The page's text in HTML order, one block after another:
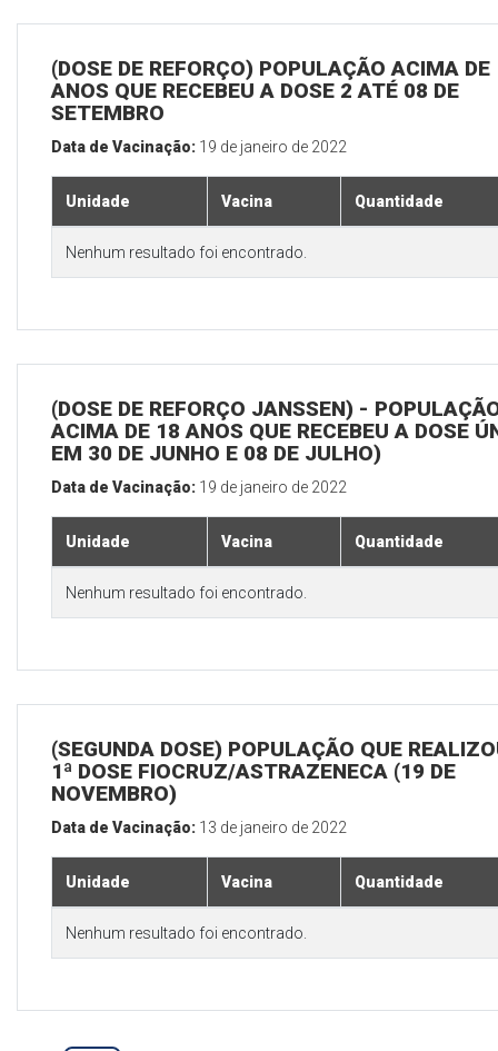
(DOSE DE REFORÇO) POPULAÇÃO ACIMA DE
ANOS QUE RECEBEU A DOSE 2 ATÉ 08 DE
SETEMBRO
Data de Vacinação: 19 de janeiro de 2022
Unidade Vacina Quantidade
Nenhum resultado foi encontrado.
(DOSE DE REFORÇO JANSSEN) -
ACIMA DE 18 ANOS QUE RECEBEU A DOSE
EM 30 DE JUNHO E 08 DE JULHO)
Data de Vacinação: 19 de janeiro de 2022
Unidade Vacina Quantidade
Nenhum resultado foi encontrado.
(SEGUNDA DOSE) POPULAÇÃO QUE
1ª DOSE FIOCRUZ/ASTRAZENECA (19 DE
NOVEMBRO)
Data de Vacinação: 13 de janeiro de 2022
Unidade Vacina Quantidade
Nenhum resultado foi encontrado.